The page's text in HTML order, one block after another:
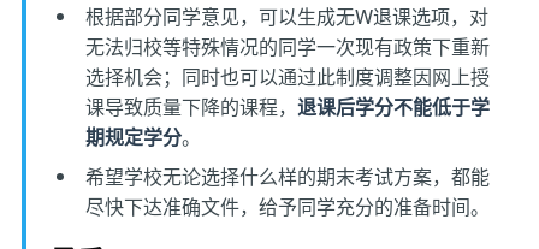
根据部分同学意见，可以生成无W退课选项，对
无法归校等特殊情况的同学一次现有政策下重新
选择机会；同时也可以通过此制度调整因网上授
课导致质量下降的课程， 退课后学分不能低于学
期规定学分。
希望学校无论选择什么样的期末考试方案，都能
尽快下达准确文件，给予同学充分的准备时间。